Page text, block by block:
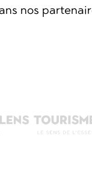
nos